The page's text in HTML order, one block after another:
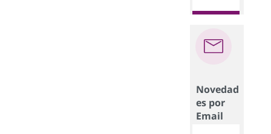
Novedad
es por
Email